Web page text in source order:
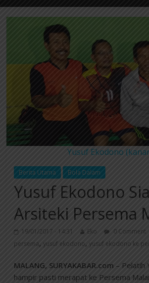
Yusuf Ekodono
Berita Utama Bola Dalam
Yusuf Ekodono
Arsiteki Persema
19/01/2017 - 14:31 Eko 0 Comment
persema,yusuf ekodono, yusuf ekodono ke
MALANG, SURYAKABAR.com – Pelatih
hampir pasti merapat ke Persema